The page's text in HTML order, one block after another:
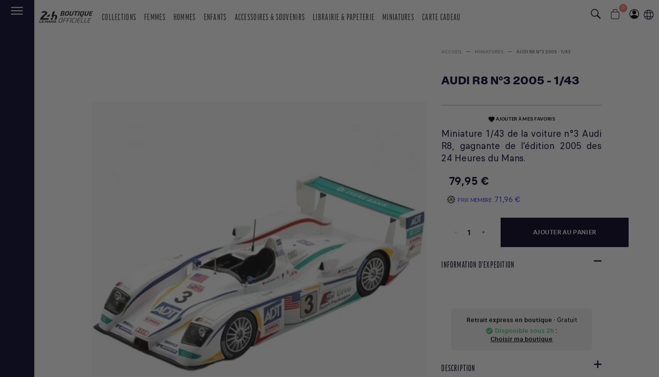
COLLECTIONS FEMMES HOMMES ENFANTS ACCESSOIRES & SOUVENIRS LIBRAIRIE & PAPETERIE MINIATURES CARTE CADEAU
0
ACCUEIL MINIATURES AUDI R8 N°3 2005 - 1/43
AUDI R8 N°3 2005 - 1/43
favoriteAJOUTER À MES FAVORIS
Miniature 1/43 de la voiture n°3 Audi
R8, gagnante de l'édition 2005 des
24 Heures du Mans.
79,95 €
PRIX MEMBRE 71,96 €
- + AJOUTER AU PANIER
INFORMATION D'EXPEDITION
Retrait express en boutique - Gratuit
check_circle Disponible sous 2h :
Choisir ma boutique
DESCRIPTION